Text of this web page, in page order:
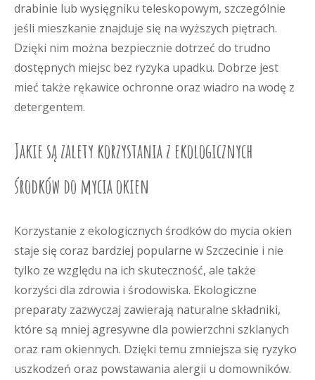
drabinie lub wysięgniku teleskopowym, szczególnie
jeśli mieszkanie znajduje się na wyższych piętrach.
Dzięki nim można bezpiecznie dotrzeć do trudno
dostępnych miejsc bez ryzyka upadku. Dobrze jest
mieć także rękawice ochronne oraz wiadro na wodę z
detergentem.
Jakie są zalety korzystania z ekologicznych
środków do mycia okien
Korzystanie z ekologicznych środków do mycia okien
staje się coraz bardziej popularne w Szczecinie i nie
tylko ze względu na ich skuteczność, ale także
korzyści dla zdrowia i środowiska. Ekologiczne
preparaty zazwyczaj zawierają naturalne składniki,
które są mniej agresywne dla powierzchni szklanych
oraz ram okiennych. Dzięki temu zmniejsza się ryzyko
uszkodzeń oraz powstawania alergii u domowników.